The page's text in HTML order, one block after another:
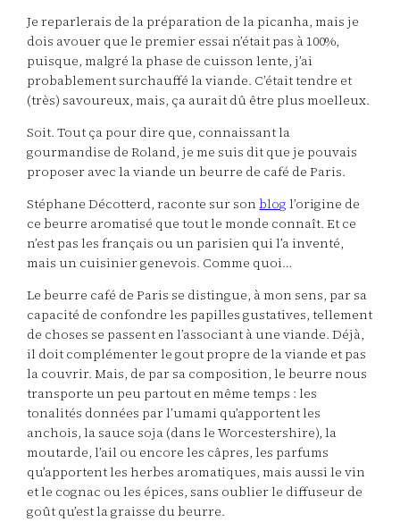
Je reparlerais de la préparation de la picanha, mais je
dois avouer que le premier essai n’était pas à 100%,
puisque, malgré la phase de cuisson lente, j’ai
probablement surchauffé la viande. C’était tendre et
(très) savoureux, mais, ça aurait dû être plus moelleux.
Soit. Tout ça pour dire que, connaissant la
gourmandise de Roland, je me suis dit que je pouvais
proposer avec la viande un beurre de café de Paris.
Stéphane Décotterd, raconte sur sonblog l’origine de
ce beurre aromatisé que tout le monde connaît. Et ce
n’est pas les français ou un parisien qui l’a inventé,
mais un cuisinier genevois. Comme quoi…
Le beurre café de Paris se distingue, à mon sens, par sa
capacité de confondre les papilles gustatives, tellement
de choses se passent en l’associant à une viande. Déjà,
il doit complémenter le gout propre de la viande et pas
la couvrir. Mais, de par sa composition, le beurre nous
transporte un peu partout en même temps : les
tonalités données par l’umami qu’apportent les
anchois, la sauce soja (dans le Worcestershire), la
moutarde, l’ail ou encore les câpres, les parfums
qu’apportent les herbes aromatiques, mais aussi le vin
et le cognac ou les épices, sans oublier le diffuseur de
goût qu’est la graisse du beurre.